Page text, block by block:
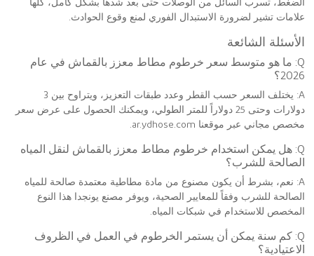
الضغط، تسرب السائل من الوصلات حتى بعد شدها بشكل كامل، كلها
علامات تشير لضرورة الاستبدال الفوري لمنع وقوع الحوادث.
الأسئلة الشائعة
Q: ما هو متوسط سعر خرطوم مطاط معزز بالقماش في عام
2026؟
A: يختلف السعر حسب القطر وعدد طبقات التعزيز، ويتراوح بين 3
دولارات وحتى 25 دولاراً للمتر الطولي، ويمكنك الحصول على عرض سعر
مخصص مجاني عبر موقعنا ar.ydhose.com.
Q: هل يمكن استخدام خرطوم مطاط معزز بالقماش لنقل المياه
الصالحة للشرب؟
A: نعم، بشرط أن يكون مصنوع من مادة مطاطية معتمدة صالحة للمياه
الصالحة للشرب وفقاً للمعايير الصحية، ويوفر مصنع يونجدا هذا النوع
المخصص للاستخدام في شبكات المياه.
Q: كم سنة يمكن أن يستمر الخرطوم في العمل في الظروف
الاعتيادية؟